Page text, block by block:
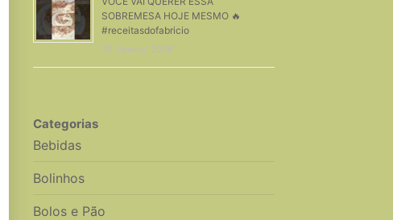
SOBREMESA HOJE MESMO 🔥
#receitasdofabricio
30 Janeiro, 2026
Categorias
Bebidas
Bolinhos
Bolos e Pão